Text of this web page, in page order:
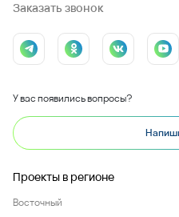
Заказать звонок
У вас появились вопросы?
Проекты в регионе
Восточный